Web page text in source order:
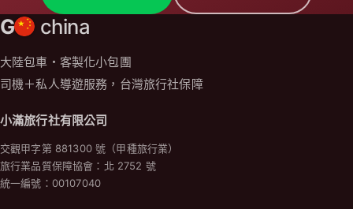
G china
大陸包車・客製化小包團
司機＋私人導遊服務，台灣旅行社保障
小滿旅行社有限公司
交觀甲字第 881300 號（甲種旅行業）
旅行業品質保障協會：北 2752 號
統一編號：00107040